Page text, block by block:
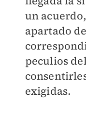
un
apartado
peculios
exigidas.